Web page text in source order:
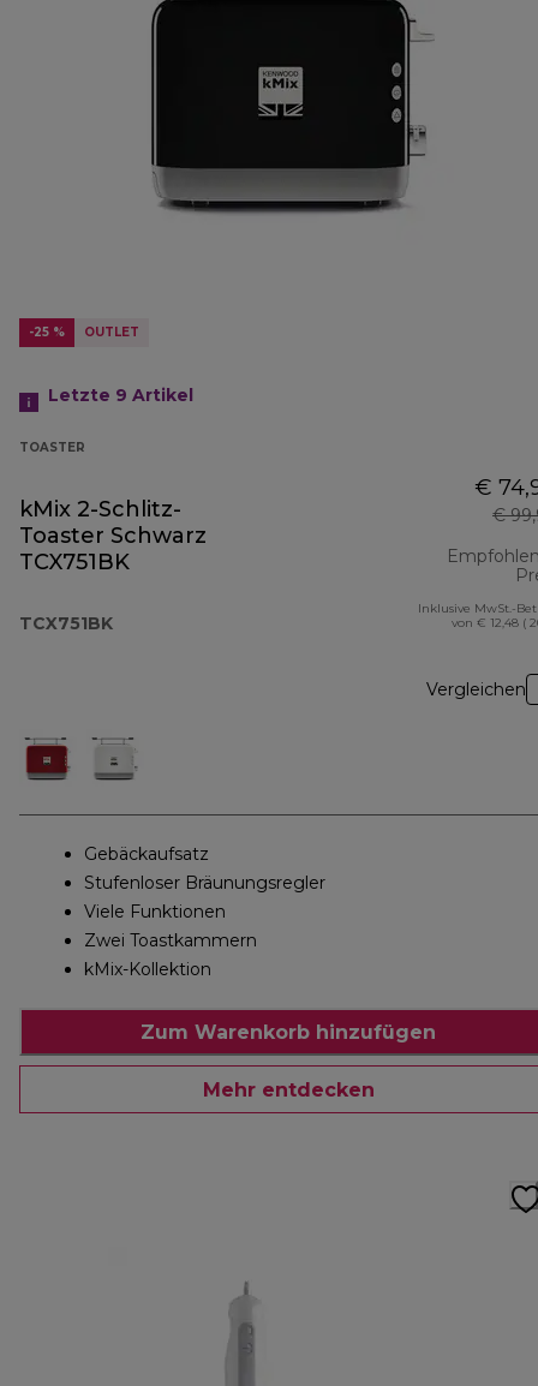
-25 % OUTLET
Letzte 9 Artikel
TOASTER
kMix 2-Schlitz-
Toaster Schwarz
TCX751BK
TCX751BK
€
€
Inklusive MwSt.-
von € 12,48 (
Vergleichen
Gebäckaufsatz
Stufenloser Bräunungsregler
Viele Funktionen
Zwei Toastkammern
kMix-Kollektion
Zum Warenkorb hinzufügen
Mehr entdecken